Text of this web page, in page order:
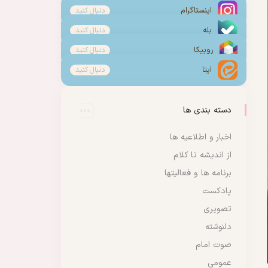
اینستاگرام دنبال کنید
بله دنبال کنید
روبیکا دنبال کنید
ایتا دنبال کنید
دسته بندی ها
اخبار و اطلاعیه ها
از اندیشه تا کلام
برنامه ها و فعالیتها
پادکست
تصویری
دلنوشته
صوت امام
عمومی